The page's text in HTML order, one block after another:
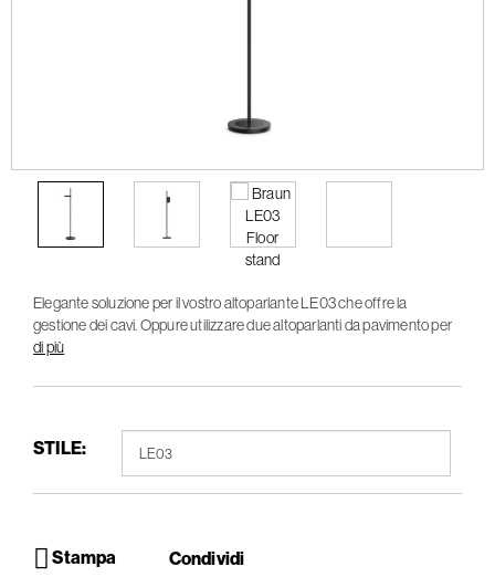
Elegante soluzione per il vostro altoparlante LE03 che offre la
gestione dei cavi. Oppure utilizzare due altoparlanti da pavimento per
l'accoppiamento stereo.
di più
STILE:
Stampa Condividi